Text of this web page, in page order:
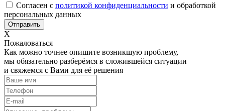
Согласен с политикой конфиденциальности и обработкой
персональных данных
Х
Пожаловаться
Как можно точнее опишите возникшую проблему,
мы обязательно разберёмся в сложившейся ситуации
и свяжемся с Вами для её решения